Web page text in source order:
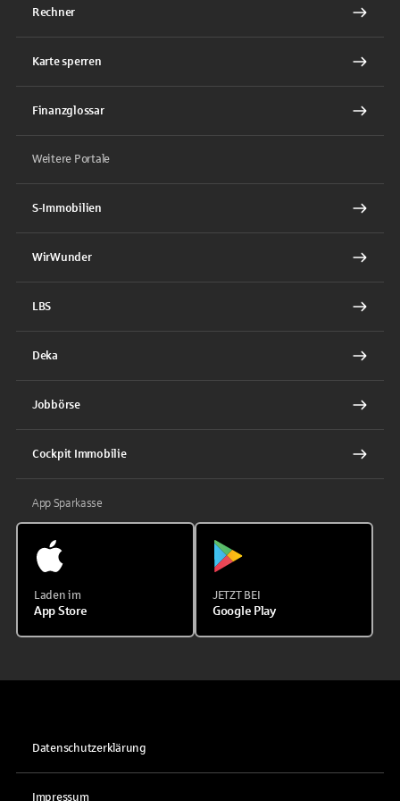
Rechner
Karte sperren
Finanzglossar
Weitere Portale
S-Immobilien
WirWunder
LBS
Deka
Jobbörse
Cockpit Immobilie
App Sparkasse
Laden im
App Store
JETZT BEI
Google Play
Datenschutzerklärung
Impressum